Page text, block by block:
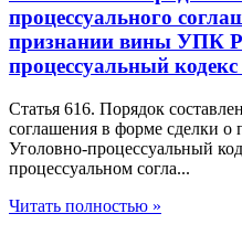
процессуального
признании вины УПК
процессуальный
Статья 616. Порядок
соглашения в форме сделки
Уголовно-процессуальный
процессуальном согла...
Читать полностью »